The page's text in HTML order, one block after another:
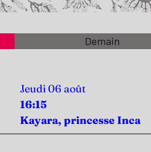
Demain
Jeudi 06 août
16:15
Kayara, princesse Inca